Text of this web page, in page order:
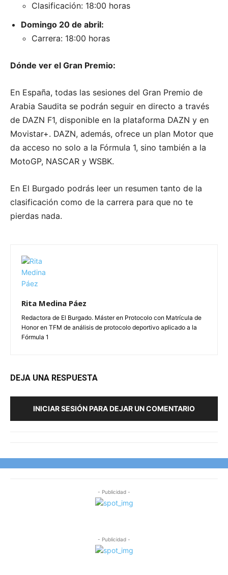
Clasificación: 18:00 horas
Domingo 20 de abril:
Carrera: 18:00 horas
Dónde ver el Gran Premio:
En España, todas las sesiones del Gran Premio de
Arabia Saudita se podrán seguir en directo a través
de DAZN F1, disponible en la plataforma DAZN y en
Movistar+. DAZN, además, ofrece un plan Motor que
da acceso no solo a la Fórmula 1, sino también a la
MotoGP, NASCAR y WSBK.
En El Burgado podrás leer un resumen tanto de la
clasificación como de la carrera para que no te
pierdas nada.
Rita Medina Páez
Redactora de El Burgado. Máster en Protocolo con Matrícula de
Honor en TFM de análisis de protocolo deportivo aplicado a la
Fórmula 1
DEJA UNA RESPUESTA
INICIAR SESIÓN PARA DEJAR UN COMENTARIO
- Publicidad -
- Publicidad -